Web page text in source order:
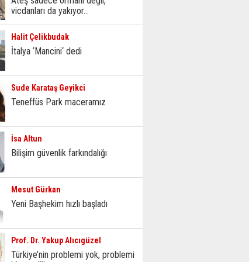
vicdanları da yakıyor...
Halit Çelikbudak
İtalya ‘Mancini‘ dedi
Sude Karataş Geyikci
Teneffüs Park maceramız
İsa Altun
Bilişim güvenlik farkındalığı
Mesut Gürkan
Yeni Başhekim hızlı başladı
Prof. Dr. Yakup Alıcıgüzel
Türkiye’nin problemi yok, problemi